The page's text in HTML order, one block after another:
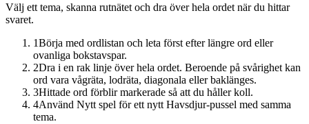
Välj ett tema, skanna rutnätet och dra över hela ordet när du hittar
svaret.
1Börja med ordlistan och leta först efter längre ord eller
ovanliga bokstavspar.
2Dra i en rak linje över hela ordet. Beroende på svårighet kan
ord vara vågräta, lodräta, diagonala eller baklänges.
3Hittade ord förblir markerade så att du håller koll.
4Använd Nytt spel för ett nytt Havsdjur-pussel med samma
tema.